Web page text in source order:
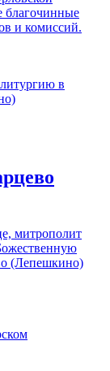
благочинные
и комиссий.
митрополит
(Лепешкино)